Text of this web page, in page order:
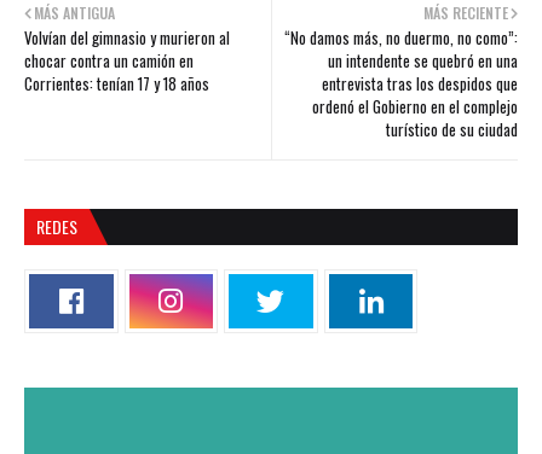
MÁS RECIENTE
“No damos más, no duermo, no como”:
un intendente se quebró en una
entrevista tras los despidos que
ordenó el Gobierno en el complejo
turístico de su ciudad
MÁS ANTIGUA
Volvían del gimnasio y murieron al
chocar contra un camión en
Corrientes: tenían 17 y 18 años
REDES